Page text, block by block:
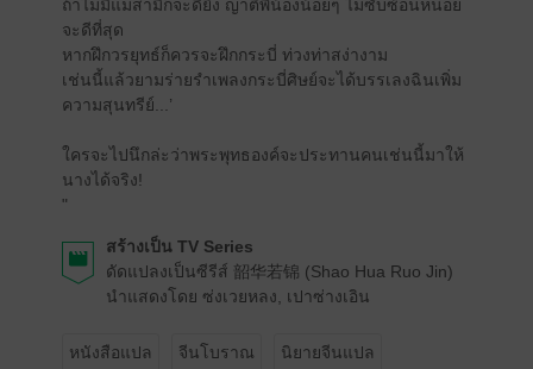
ถ้าไม่มีแม่สามีก็จะดียิ่ง ญาติพี่น้องน้อยๆ ไม่ซับซ้อนหน่อย
จะดีที่สุด
หากฝึกวรยุทธ์ก็ควรจะฝึกกระบี่ ท่วงท่าสง่างาม
เช่นนี้แล้วยามร่ายรำเพลงกระบี่ศิษย์จะได้บรรเลงฉินเพิ่ม
ความสุนทรีย์...’
ใครจะไปนึกล่ะว่าพระพุทธองค์จะประทานคนเช่นนี้มาให้
นางได้จริง!
"
สร้างเป็น TV Series
ดัดแปลงเป็นซีรีส์ 韶华若锦 (Shao Hua Ruo Jin)
นำแสดงโดย ซ่งเวยหลง, เปาซ่างเอิน
หนังสือแปล จีนโบราณ นิยายจีนแปล